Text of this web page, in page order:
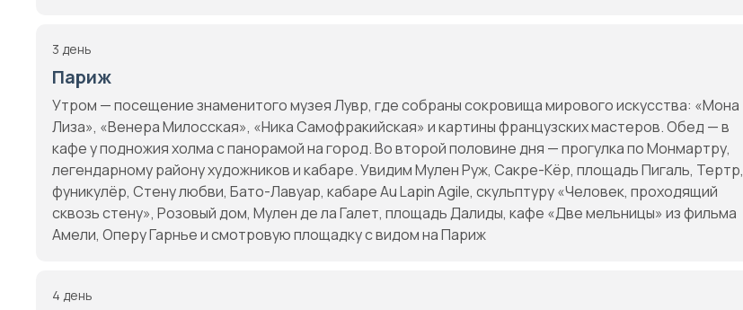
3 день
Париж
Утром — посещение знаменитого музея Лувр, где собраны сокровища мирового искусства: «Мона
Лиза», «Венера Милосская», «Ника Самофракийская» и картины французских мастеров. Обед — в
кафе у подножия холма с панорамой на город. Во второй половине дня — прогулка по Монмартру,
легендарному району художников и кабаре. Увидим Мулен Руж, Сакре-Кёр, площадь Пигаль, Тертр,
фуникулёр, Стену любви, Бато-Лавуар, кабаре Au Lapin Agile, скульптуру «Человек, проходящий
сквозь стену», Розовый дом, Мулен де ла Галет, площадь Далиды, кафе «Две мельницы» из фильма
Амели, Оперу Гарнье и смотровую площадку с видом на Париж
4 день